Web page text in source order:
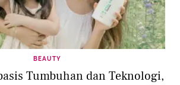
BEAUTY
Tumbuhan dan Teknologi,